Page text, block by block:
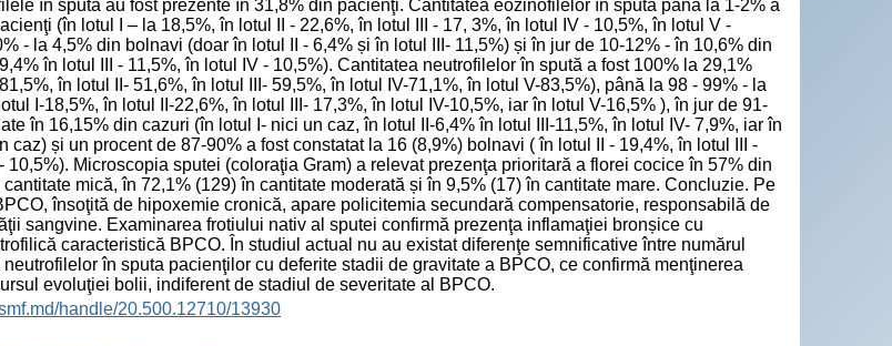
în spută au fost prezente în 31,8% din pacienţi. Cantitatea eozinofilelor în spută până la 1-2% a
(în lotul I – la 18,5%, în lotul II - 22,6%, în lotul III - 17, 3%, în lotul IV - 10,5%, în lotul V -
- la 4,5% din bolnavi (doar în lotul II - 6,4% și în lotul III- 11,5%) și în jur de 10-12% - în 10,6% din
în lotul III - 11,5%, în lotul IV - 10,5%). Cantitatea neutrofilelor în spută a fost 100% la 29,1%
în lotul II- 51,6%, în lotul III- 59,5%, în lotul IV-71,1%, în lotul V-83,5%), până la 98 - 99% - la
I-18,5%, în lotul II-22,6%, în lotul III- 17,3%, în lotul IV-10,5%, iar în lotul V-16,5% ), în jur de 91-
în 16,15% din cazuri (în lotul I- nici un caz, în lotul II-6,4% în lotul III-11,5%, în lotul IV- 7,9%, iar în
caz) și un procent de 87-90% a fost constatat la 16 (8,9%) bolnavi ( în lotul II - 19,4%, în lotul III -
10,5%). Microscopia sputei (coloraţia Gram) a relevat prezenţa prioritară a florei cocice în 57% din
mică, în 72,1% (129) în cantitate moderată și în 9,5% (17) în cantitate mare. Concluzie. Pe
însoţită de hipoxemie cronică, apare policitemia secundară compensatorie, responsabilă de
sangvine. Examinarea frotiului nativ al sputei confirmă prezenţa inflamaţiei bronșice cu
caracteristică BPCO. În studiul actual nu au existat diferenţe semnificative între numărul
în sputa pacienţilor cu deferite stadii de gravitate a BPCO, ce confirmă menţinerea
evoluţiei bolii, indiferent de stadiul de severitate al BPCO.
handle/20.500.12710/13930